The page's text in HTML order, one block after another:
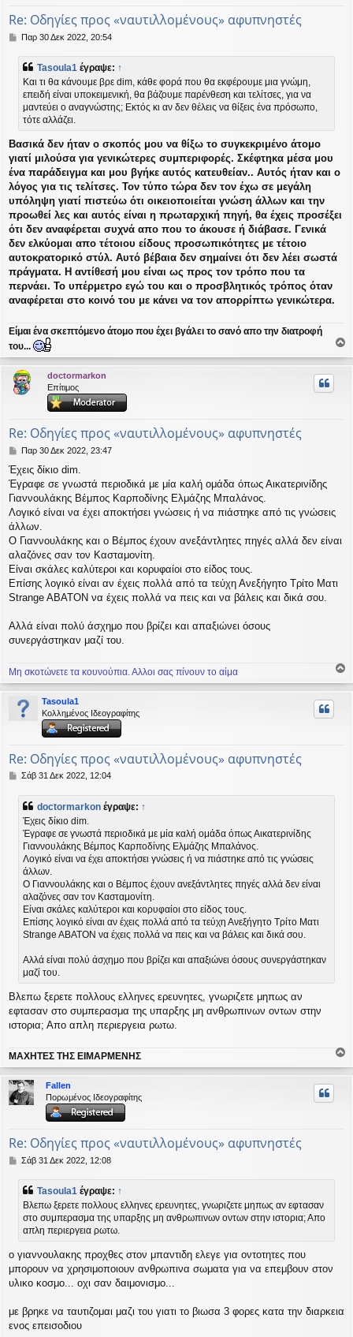
Re: Οδηγίες προς «ναυτιλλομένους» αφυπνηστές
Δ
μ
σ
η
Παρ 30 Δεκ 2022, 20:54
Tasoula1 έγραψε: ↑
Και τι θα κάνουμε βρε dim, κάθε φορά που θα εκφέρουμε μια γνώμη,
επειδή είναι υποκειμενική, θα βάζουμε παρένθεση και τελίτσες, για να
μαντεύει ο αναγνώστης; Εκτός κι αν δεν θέλεις να θίξεις ένα πρόσωπο,
τότε αλλάζει.
Βασικά δεν ήταν ο σκοπός μου να θίξω το συγκεκριμένο άτομο
γιατί μιλούσα για γενικώτερες συμπεριφορές. Σκέφτηκα μέσα μου
ένα παράδειγμα και μου βγήκε αυτός κατευθείαν.. Αυτός ήταν και ο
λόγος για τις τελίτσες. Τον τύπο τώρα δεν τον έχω σε μεγάλη
υπόληψη γιατί πιστεύω ότι οικειοποιείται γνώση άλλων και την
προωθεί λες και αυτός είναι η πρωταρχική πηγή, θα έχεις προσέξει
ότι δεν αναφέρεται συχνά απο που το άκουσε ή διάβασε. Γενικά
δεν ελκύομαι απο τέτοιου είδους προσωπικότητες με τέτοιο
αυτοκρατορικό στύλ. Αυτό βέβαια δεν σημαίνει ότι δεν λέει σωστά
πράγματα. Η αντίθεσή μου είναι ως προς τον τρόπο που τα
περνάει. Το υπέρμετρο εγώ του και ο προσβλητικός τρόπος όταν
αναφέρεται στο κοινό του με κάνει να τον απορρίπτω γενικώτερα.
Είμαι ένα σκεπτόμενο άτομο που έχει βγάλει το σανό απο την διατροφή
του...
ο
ρ
doctormarkon
Επίτιμος
Re: Οδηγίες προς «ναυτιλλομένους» αφυπνηστές
Δ
μ
ο
σ
ί
ε
υ
σ
η
Παρ 30 Δεκ 2022, 23:47
Έχεις δίκιο dim.
Έγραφε σε γνωστά περιοδικά με μία καλή ομάδα όπως Αικατερινίδης
Γιαννουλάκης Βέμπος Καρποδίνης Ελμάζης Μπαλάνος.
Λογικό είναι να έχει αποκτήσει γνώσεις ή να πιάστηκε από τις γνώσεις
άλλων.
Ο Γιαννουλάκης και ο Βέμπος έχουν ανεξάντλητες πηγές αλλά δεν είναι
αλαζόνες σαν τον Κασταμονίτη.
Είναι σκάλες καλύτεροι και κορυφαίοι στο είδος τους.
Επίσης λογικό είναι αν έχεις πολλά από τα τεύχη Ανεξήγητο Τρίτο Ματι
Strange ABATON να έχεις πολλά να πεις και να βάλεις και δικά σου.
Αλλά είναι πολύ άσχημο που βρίζει και απαξιώνει όσους
συνεργάστηκαν μαζί του.
Μη σκοτώνετε τα κουνούπια. Αλλοι σας πίνουν το αίμα
ρ
Tasoula1
Κολλημένος Ιδεογραφίτης
Re: Οδηγίες προς «ναυτιλλομένους» αφυπνηστές
Δ
μ
σ
Σάβ 31 Δεκ 2022, 12:04
doctormarkon έγραψε: ↑
Έχεις δίκιο dim.
Έγραφε σε γνωστά περιοδικά με μία καλή ομάδα όπως Αικατερινίδης
Γιαννουλάκης Βέμπος Καρποδίνης Ελμάζης Μπαλάνος.
Λογικό είναι να έχει αποκτήσει γνώσεις ή να πιάστηκε από τις γνώσεις
άλλων.
Ο Γιαννουλάκης και ο Βέμπος έχουν ανεξάντλητες πηγές αλλά δεν είναι
αλαζόνες σαν τον Κασταμονίτη.
Είναι σκάλες καλύτεροι και κορυφαίοι στο είδος τους.
Επίσης λογικό είναι αν έχεις πολλά από τα τεύχη Ανεξήγητο Τρίτο Ματι
Strange ABATON να έχεις πολλά να πεις και να βάλεις και δικά σου.
Αλλά είναι πολύ άσχημο που βρίζει και απαξιώνει όσους συνεργάστηκαν
μαζί του.
Βλεπω ξερετε πολλους ελληνες ερευνητες, γνωριζετε μηπως αν
εφτασαν στο συμπερασμα της υπαρξης μη ανθρωπινων οντων στην
ιστορια; Απο απλη περιεργεια ρωτω.
ΜΑΧΗΤΕΣ ΤΗΣ ΕΙΜΑΡΜΕΝΗΣ
ο
ρ
Fallen
Πορωμένος Ιδεογραφίτης
Re: Οδηγίες προς «ναυτιλλομένους» αφυπνηστές
Δ
σ
η
Σάβ 31 Δεκ 2022, 12:08
Tasoula1 έγραψε: ↑
Βλεπω ξερετε πολλους ελληνες ερευνητες, γνωριζετε μηπως αν εφτασαν
στο συμπερασμα της υπαρξης μη ανθρωπινων οντων στην ιστορια; Απο
απλη περιεργεια ρωτω.
ο γιαννουλακης προχθες στον μπαντιδη ελεγε για οντοτητες που
μπορουν να χρησιμοποιουν ανθρωπινα σωματα για να επεμβουν στον
υλικο κοσμο... οχι σαν δαιμονισμο...
με βρηκε να ταυτιζομαι μαζι του γιατι το βιωσα 3 φορες κατα την διαρκεια
ενος επεισοδιου